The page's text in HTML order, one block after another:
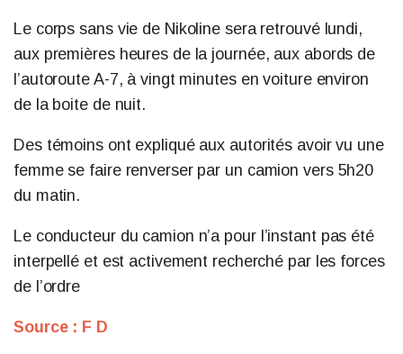
Le corps sans vie de Nikoline sera retrouvé lundi,
aux premières heures de la journée, aux abords de
l’autoroute A-7, à vingt minutes en voiture environ
de la boite de nuit.
Des témoins ont expliqué aux autorités avoir vu une
femme se faire renverser par un camion vers 5h20
du matin.
Le conducteur du camion n’a pour l’instant pas été
interpellé et est activement recherché par les forces
de l’ordre
Source : F D